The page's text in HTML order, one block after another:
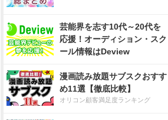
芸能界を志す10代～20代を
応援！オーディション・スク
ール情報はDeview
漫画読み放題サブスクおすす
め11選【徹底比較】
オリコン顧客満足度ランキング